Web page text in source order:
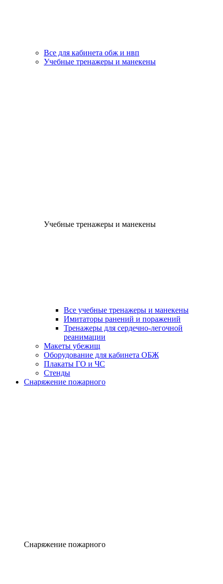
Все для кабинета обж и нвп
Учебные тренажеры и манекены
Учебные тренажеры и манекены
Все учебные тренажеры и манекены
Имитаторы ранений и поражений
Тренажеры для сердечно-легочной
реанимации
Макеты убежищ
Оборудование для кабинета ОБЖ
Плакаты ГО и ЧС
Стенды
Снаряжение пожарного
Снаряжение пожарного